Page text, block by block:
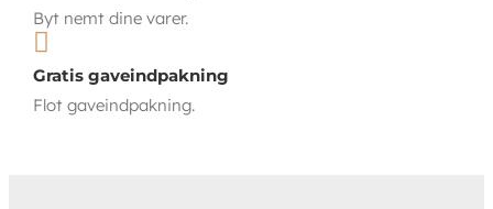
Byt nemt dine varer.

Gratis gaveindpakning
Flot gaveindpakning.